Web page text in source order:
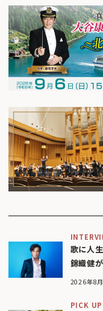
歌に人
錦織健
2026年8
PICK UP